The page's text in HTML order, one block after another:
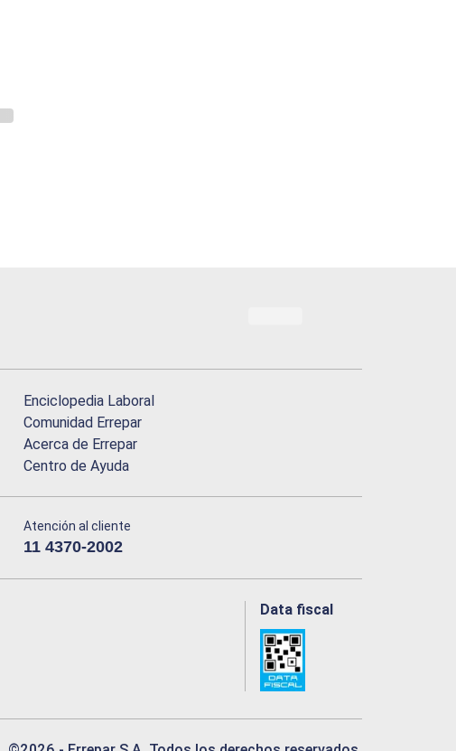
Enciclopedia Laboral
Comunidad Errepar
Acerca de Errepar
Centro de Ayuda
Atención al cliente
11 4370-2002
Data fiscal